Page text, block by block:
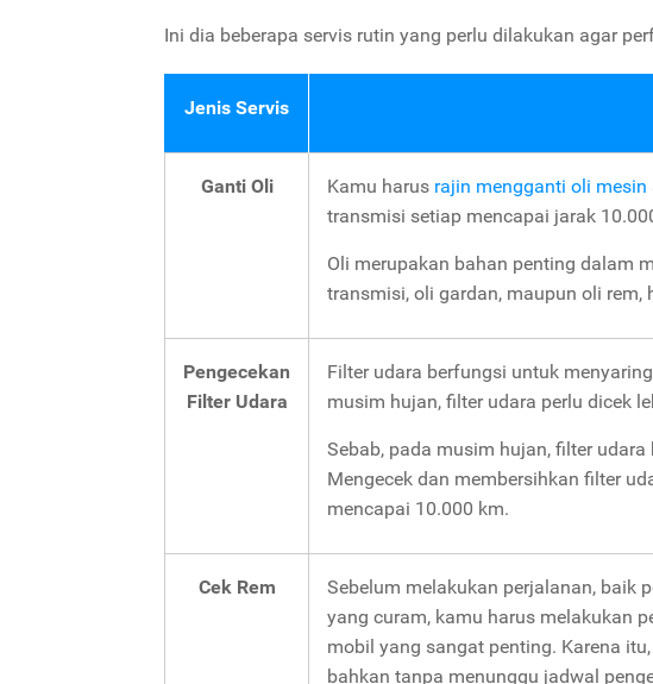
Ini dia beberapa servis rutin yang perlu dilakukan agar
Jenis Servis
Ganti Oli Kamu harus rajin mengganti oli mesin
transmisi setiap mencapai jarak
Oli merupakan bahan penting dalam
transmisi, oli gardan, maupun oli rem,
Pengecekan
Filter Udara
Filter udara berfungsi untuk
musim hujan, filter udara perlu dicek
Sebab, pada musim hujan, filter
Mengecek dan membersihkan filter
mencapai 10.000 km.
Cek Rem
Sebelum melakukan perjalanan, baik
yang curam, kamu harus melakukan
mobil yang sangat penting. Karena
bahkan tanpa menunggu jadwal